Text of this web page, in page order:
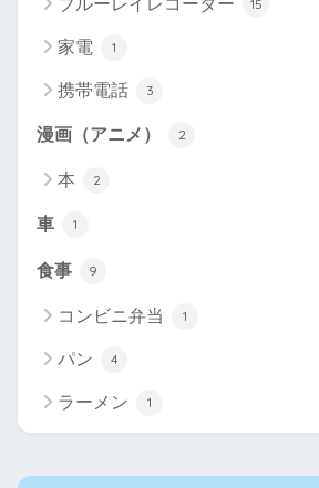
15
家電 1
携帯電話 3
漫画（アニメ） 2
本 2
車 1
食事 9
コンビニ弁当 1
パン 4
ラーメン 1